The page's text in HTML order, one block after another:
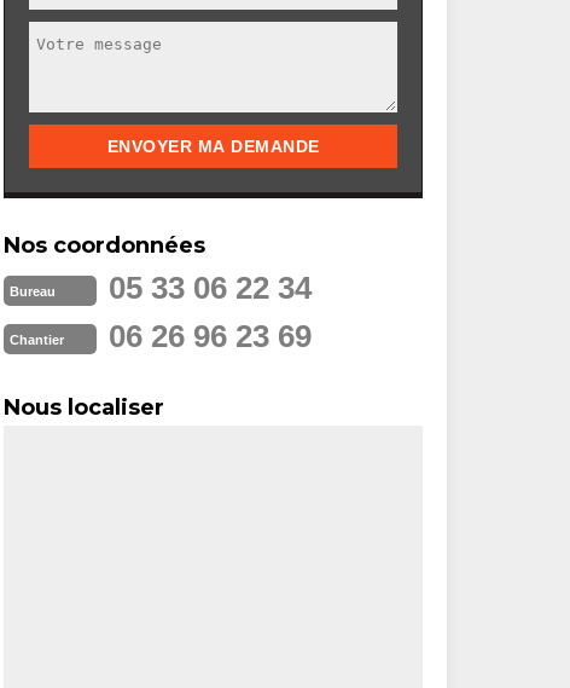
Nos coordonnées
Bureau 05 33 06 22 34
Chantier 06 26 96 23 69
Nous localiser